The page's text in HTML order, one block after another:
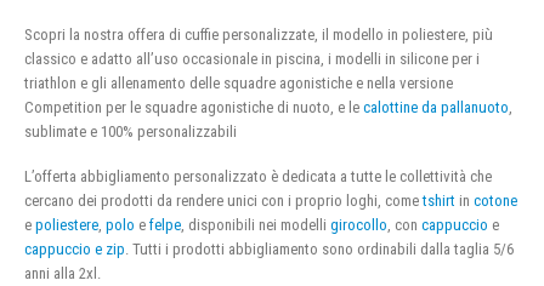
Scopri la nostra offera di cuffie personalizzate, il modello in poliestere, più
classico e adatto all’uso occasionale in piscina, i modelli in silicone per i
triathlon e gli allenamento delle squadre agonistiche e nella versione
Competition per le squadre agonistiche di nuoto, e le calottine da pallanuoto,
sublimate e 100% personalizzabili
L’offerta abbigliamento personalizzato è dedicata a tutte le collettività che
cercano dei prodotti da rendere unici con i proprio loghi, cometshirt in cotone
e poliestere, polo e felpe, disponibili nei modelli girocollo, con cappuccio e
cappuccio e zip. Tutti i prodotti abbigliamento sono ordinabili dalla taglia 5/6
anni alla 2xl.